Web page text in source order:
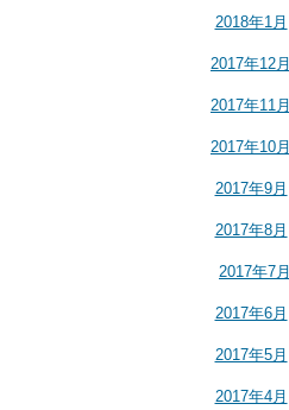
2018年1月
2017年12月
2017年11月
2017年10月
2017年9月
2017年8月
2017年7月
2017年6月
2017年5月
2017年4月